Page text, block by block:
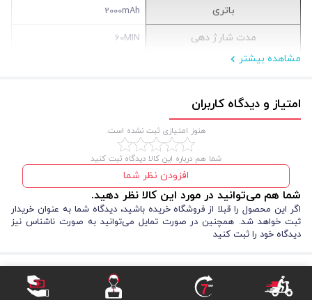
باتری 2000mAh
مدت شارژ دهی 60MIN
مشاهده بیشتر
امتیاز و دیدگاه کاربران
هنوز امتیازی ثبت نشده است.
شما هم درباره این کالا دیدگاه ثبت کنید
افزودن نظر شما
شما هم می‌توانید در مورد این کالا نظر دهید.
اگر این محصول را قبلا از فروشگاه خریده باشید، دیدگاه شما به عنوان خریدار
ثبت خواهد شد. همچنین در صورت تمایل می‌توانید به صورت ناشناس نیز
دیدگاه خود را ثبت کنید